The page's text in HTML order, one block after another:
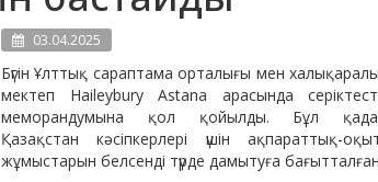
03.04.2025
Бүгін Ұлттық сараптама орталығы мен
мектеп Haileybury Astana арасында
меморандумына қол қойылды. Бұл
Қазақстан кәсіпкерлері үшін ақпараттық-
жұмыстарын белсенді түрде дамытуға